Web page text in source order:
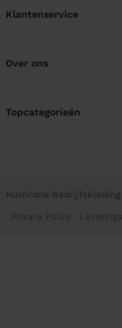
Klantenservice
Over ons
Topcategorieën
Hurricane Bedrijfskleding
Privacy Policy